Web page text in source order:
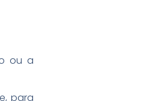
ou a
para